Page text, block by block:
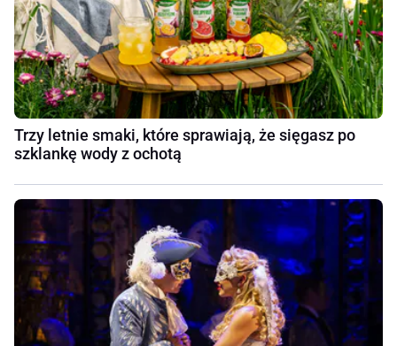
Trzy letnie smaki, które sprawiają, że sięgasz po
szklankę wody z ochotą